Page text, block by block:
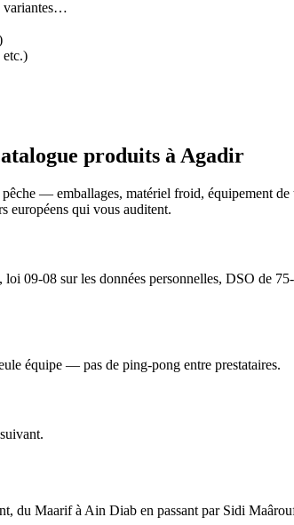
variantes…
etc.)
produits à Agadir
— emballages, matériel froid, équipement
européens qui vous auditent.
09-08 sur les données personnelles, DSO de
équipe — pas de ping-pong entre prestataires.
du Maarif à Ain Diab en passant par Sidi